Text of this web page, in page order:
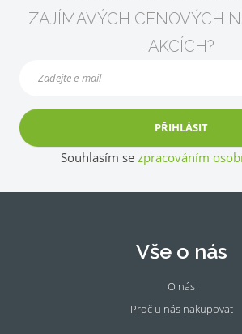
ZAJÍMAVÝCH CENOVÝCH
AKCÍCH?
PŘIHLÁSIT
Souhlasím se zpracováním
Vše o nás
O nás
Proč u nás nakupovat